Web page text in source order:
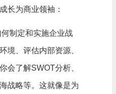
长为商业领袖：
制定和实施企业战
境、评估内部资源、
会了解SWOT分析、
战略等。这就像是为